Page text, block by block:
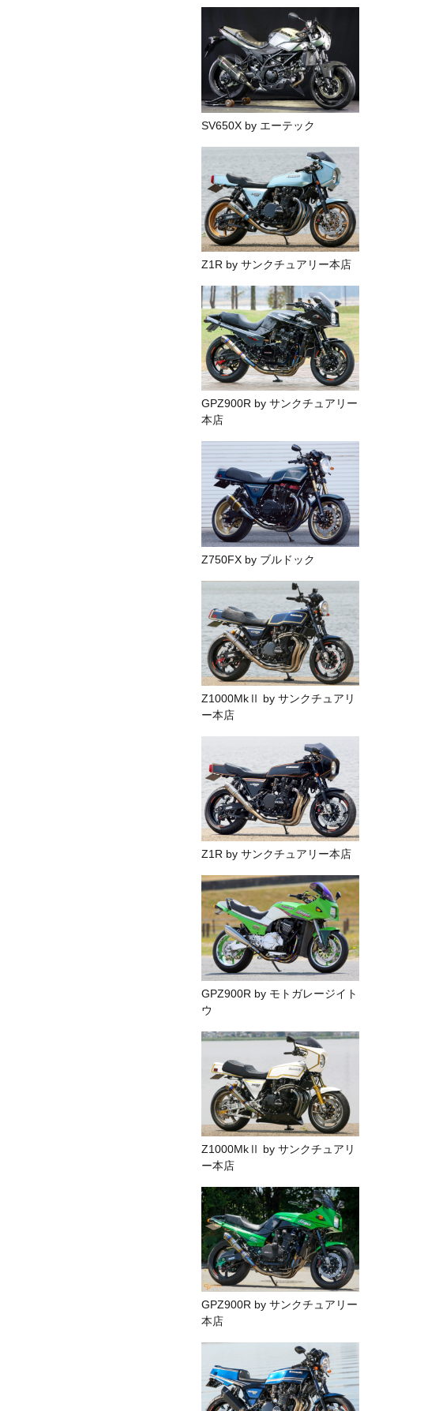
SV650X by エーテック
Z1R by サンクチュアリー本店
GPZ900R by サンクチュアリー
本店
Z750FX by ブルドック
Z1000MkⅡ by サンクチュアリ
ー本店
Z1R by サンクチュアリー本店
GPZ900R by モトガレージイト
ウ
Z1000MkⅡ by サンクチュアリ
ー本店
GPZ900R by サンクチュアリー
本店